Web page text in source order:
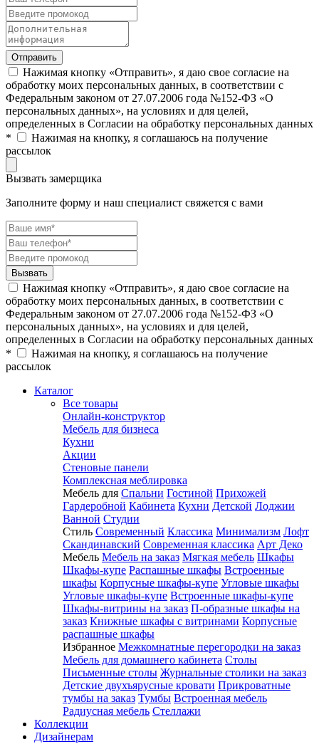
Нажимая кнопку «Отправить», я даю свое согласие на
обработку моих персональных данных, в соответствии с
Федеральным законом от 27.07.2006 года №152-ФЗ «О
персональных данных», на условиях и для целей,
определенных в Согласии на обработку персональных данных
*
Нажимая на кнопку, я соглашаюсь на получение
рассылок
Вызвать замерщика
Заполните форму и наш специалист свяжется с вами
Нажимая кнопку «Отправить», я даю свое согласие на
обработку моих персональных данных, в соответствии с
Федеральным законом от 27.07.2006 года №152-ФЗ «О
персональных данных», на условиях и для целей,
определенных в Согласии на обработку персональных данных
*
Нажимая на кнопку, я соглашаюсь на получение
рассылок
Каталог
Все товары
Онлайн-конструктор
Мебель для бизнеса
Кухни
Акции
Стеновые панели
Комплексная меблировка
Мебель для Спальни Гостиной Прихожей
Гардеробной Кабинета Кухни Детской Лоджии
Ванной Студии
Стиль Современный Классика Минимализм Лофт
Скандинавский Современная классика Арт Деко
Мебель Мебель на заказ Мягкая мебель Шкафы
Шкафы-купе Распашные шкафы Встроенные
шкафы Корпусные шкафы-купе Угловые шкафы
Угловые шкафы-купе Встроенные шкафы-купе
Шкафы-витрины на заказ П-образные шкафы на
заказ Книжные шкафы с витринами Корпусные
распашные шкафы
Избранное Межкомнатные перегородки на заказ
Мебель для домашнего кабинета Столы
Письменные столы Журнальные столики на заказ
Детские двухъярусные кровати Прикроватные
тумбы на заказ Тумбы Встроенная мебель
Радиусная мебель Стеллажи
Коллекции
Дизайнерам